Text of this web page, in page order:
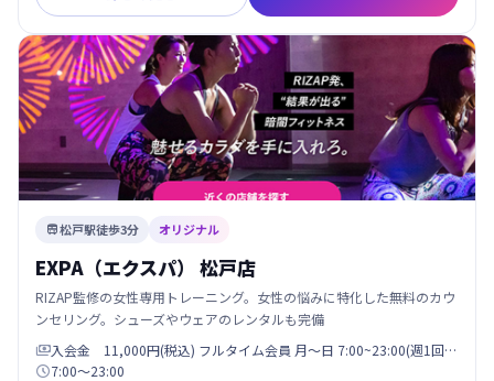
松戸駅徒歩3分 オリジナル
EXPA（エクスパ） 松戸店
RIZAP監修の女性専用トレーニング。女性の悩みに特化した無料のカウ
ンセリング。シューズやウェアのレンタルも完備
入会金 11,000円(税込) フルタイム会員 月〜日 7:00~23:00(週1回…
7:00〜23:00